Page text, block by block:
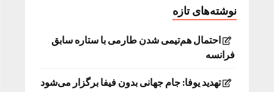
نوشته‌های تازه
احتمال هم‌تیمی شدن طارمی با ستاره سابق
فرانسه
تهدید یوفا: جام جهانی بدون فیفا برگزار می‌شود